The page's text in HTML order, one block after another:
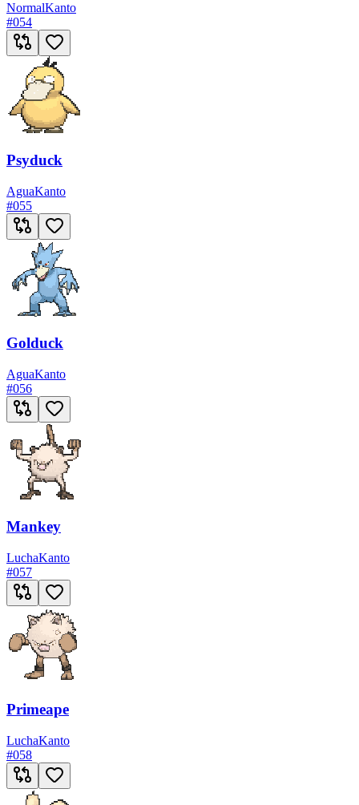
NormalKanto
#054
Psyduck
AguaKanto
#055
Golduck
AguaKanto
#056
Mankey
LuchaKanto
#057
Primeape
LuchaKanto
#058